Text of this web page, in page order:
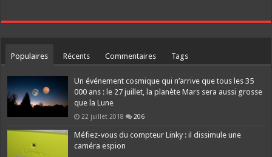
Populaires Récents Commentaires Tags
Un événement cosmique qui n’arrive que tous les 35
000 ans : le 27 juillet, la planète Mars sera aussi grosse
que la Lune
22 juillet 2018 206
Méfiez-vous du compteur Linky : il dissimule une
caméra espion